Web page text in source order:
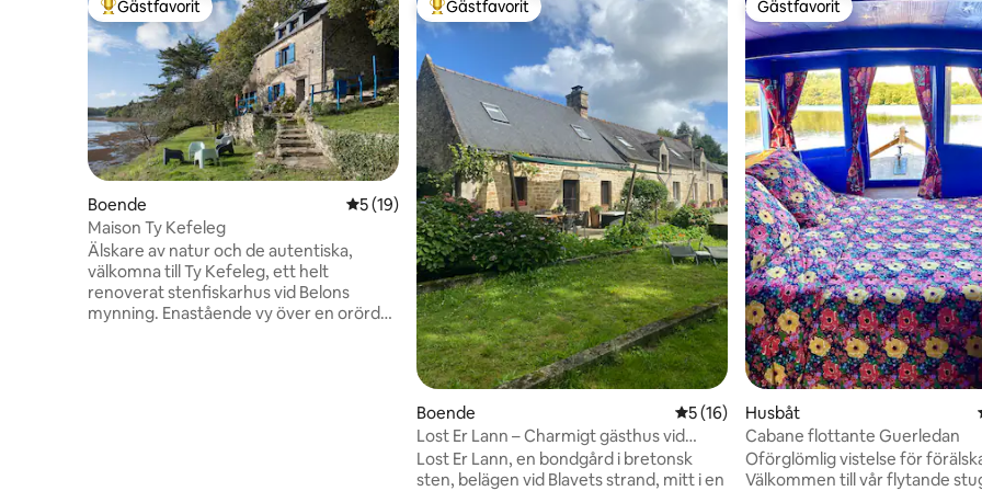
Populär gästfavorit
Gästfavorit
Boende 5 av 5 i genomsnittligt betyg, 19 omdömen
5 (19)
Maison Ty Kefeleg
Älskare av natur och de autentiska,
välkomna till Ty Kefeleg, ett helt
renoverat stenfiskarhus vid Belons
mynning. Enastående vy över en orörd
Populär gästfavorit
Gästfavorit
Boende 5 av 5 i genomsnittligt betyg, 16
5 (16)
Lost Er Lann – Charmigt gästhus vid
Blavet
Lost Er Lann, en bondgård i bretonsk
sten, belägen vid Blavets strand, mitt i en
Gästfavorit
Gästfavorit
Husbåt
Cabane flottante Guerledan
Oförglömlig vistelse för
Välkommen till vår flytande